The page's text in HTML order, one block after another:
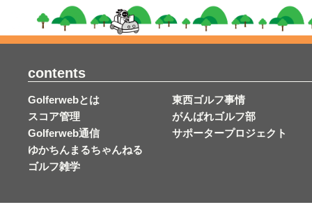
contents
Golferwebとは
スコア管理
Golferweb通信
ゆかちんまるちゃんねる
ゴルフ雑学
東西ゴルフ事情
がんばれゴルフ部
サポータープロジェクト